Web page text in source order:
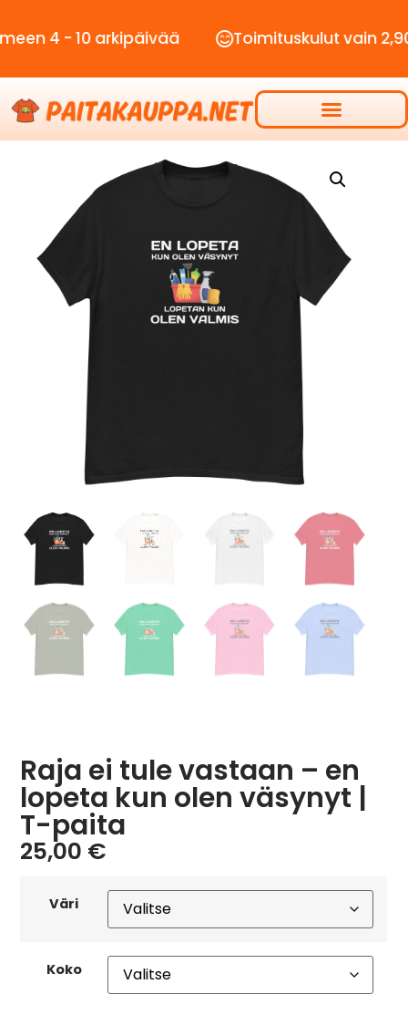
10 arkipäivää Toimituskulut vain 2,90€
Raja ei tule vastaan – en
lopeta kun olen väsynyt |
T-paita
25,00 €
Väri
Koko